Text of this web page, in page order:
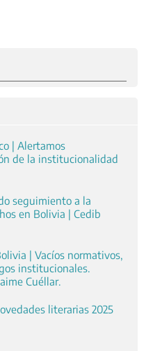
| Alertamos
de la institucionalidad
seguimiento a la
en Bolivia | Cedib
| Vacíos normativos,
institucionales.
Cuéllar.
literarias 2025